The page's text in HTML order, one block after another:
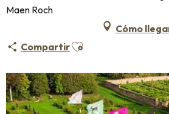
Maen Roch
Cómo
CompartirAjouter aux favoris